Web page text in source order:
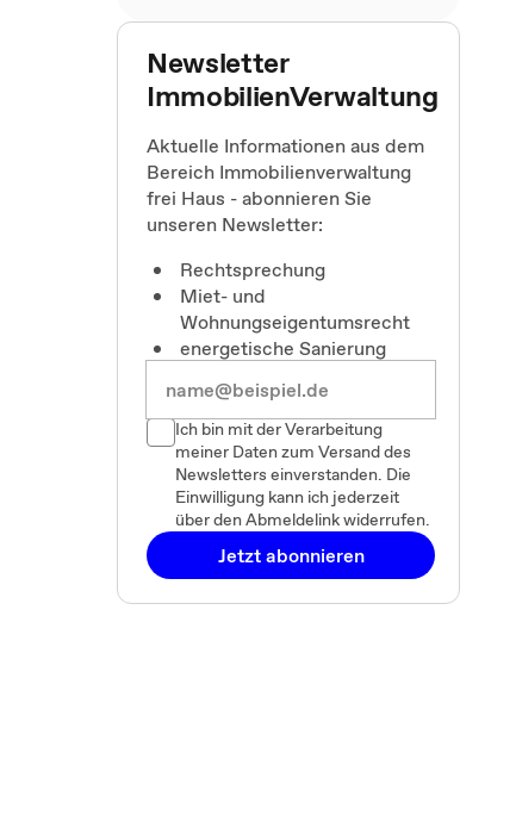
Newsletter
ImmobilienVerwaltung
Aktuelle Informationen aus dem
Bereich Immobilienverwaltung
frei Haus - abonnieren Sie
unseren Newsletter:
Rechtsprechung
Miet- und
Wohnungseigentumsrecht
energetische Sanierung
Ich bin mit der Verarbeitung
meiner Daten zum Versand des
Newsletters einverstanden. Die
Einwilligung kann ich jederzeit
über den Abmeldelink widerrufen.
Jetzt abonnieren